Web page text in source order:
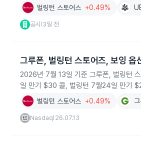
벌링턴 스토어스 +0.49%
공시 3일 전
그루폰, 벌링턴 스토어즈, 보잉 옵
2026년 7월 13일 기준 그루폰, 벌링턴
일 만기 $30 콜, 벌링턴 7월24일 만기
벌링턴 스토어스 +0.49%
Nasdaq 26.07.13